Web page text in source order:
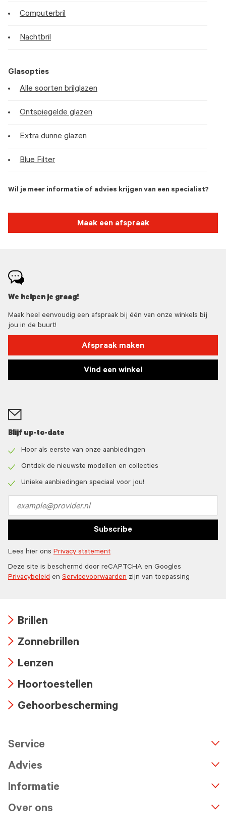
Computerbril
Nachtbril
Glasopties
Alle soorten brilglazen
Ontspiegelde glazen
Extra dunne glazen
Blue Filter
Wil je meer informatie of advies krijgen van een specialist?
Maak een afspraak
We helpen je graag!
Maak heel eenvoudig een afspraak bij één van onze winkels bij
jou in de buurt!
Afspraak maken
Vind een winkel
Blijf up-to-date
icon
Hoor als eerste van onze aanbiedingen
icon
Ontdek de nieuwste modellen en collecties
Unieke aanbiedingen speciaal voor jou!
address
Subscribe
Lees hier ons Privacy statement
Deze site is beschermd door reCAPTCHA en Googles
Privacybeleid en Servicevoorwaarden zijn van toepassing
icon
Brillen
icon
Zonnebrillen
icon
Lenzen
icon
Hoortoestellen
Gehoorbescherming
Service
Advies
Informatie
Over ons